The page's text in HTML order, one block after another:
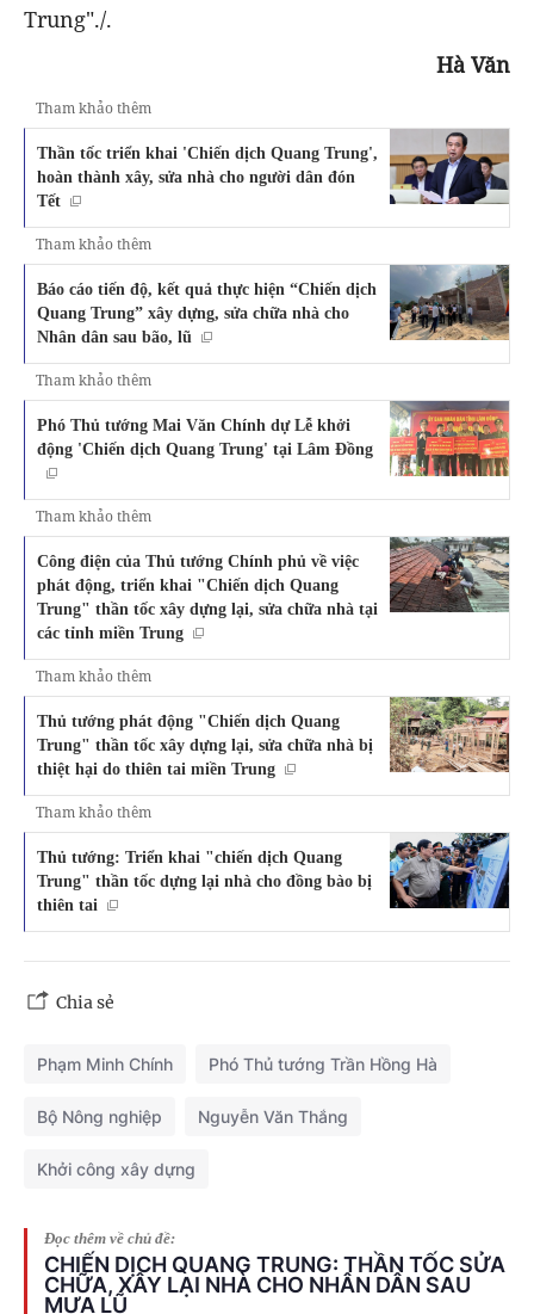
Trung"./.
Hà Văn
Tham khảo thêm
Thần tốc triển khai 'Chiến dịch Quang Trung',
hoàn thành xây, sửa nhà cho người dân đón
Tết
Tham khảo thêm
Báo cáo tiến độ, kết quả thực hiện “Chiến dịch
Quang Trung” xây dựng, sửa chữa nhà cho
Nhân dân sau bão, lũ
Tham khảo thêm
Phó Thủ tướng Mai Văn Chính dự Lễ khởi
động 'Chiến dịch Quang Trung' tại Lâm Đồng
Tham khảo thêm
Công điện của Thủ tướng Chính phủ về việc
phát động, triển khai "Chiến dịch Quang
Trung" thần tốc xây dựng lại, sửa chữa nhà tại
các tỉnh miền Trung
Tham khảo thêm
Thủ tướng phát động "Chiến dịch Quang
Trung" thần tốc xây dựng lại, sửa chữa nhà bị
thiệt hại do thiên tai miền Trung
Tham khảo thêm
Thủ tướng: Triển khai "chiến dịch Quang
Trung" thần tốc dựng lại nhà cho đồng bào bị
thiên tai
Chia sẻ
Phạm Minh Chính Phó Thủ tướng Trần Hồng Hà
Bộ Nông nghiệp Nguyễn Văn Thắng
Khởi công xây dựng
Đọc thêm về chủ đề:
CHIẾN DỊCH QUANG TRUNG: THẦN TỐC SỬA
CHỮA, XÂY LẠI NHÀ CHO NHÂN DÂN SAU
MƯA LŨ